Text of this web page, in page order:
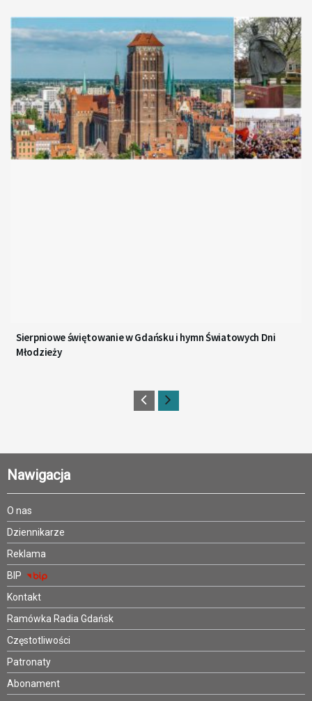
Sierpniowe świętowanie w Gdańsku i hymn Światowych Dni
Młodzieży
Nawigacja
O nas
Dziennikarze
Reklama
BIP
Kontakt
Ramówka Radia Gdańsk
Częstotliwości
Patronaty
Abonament